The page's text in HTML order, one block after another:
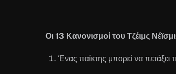
Οι 13 Κανονισμοί του Τζέιμς
Ένας παίκτης μπορεί να